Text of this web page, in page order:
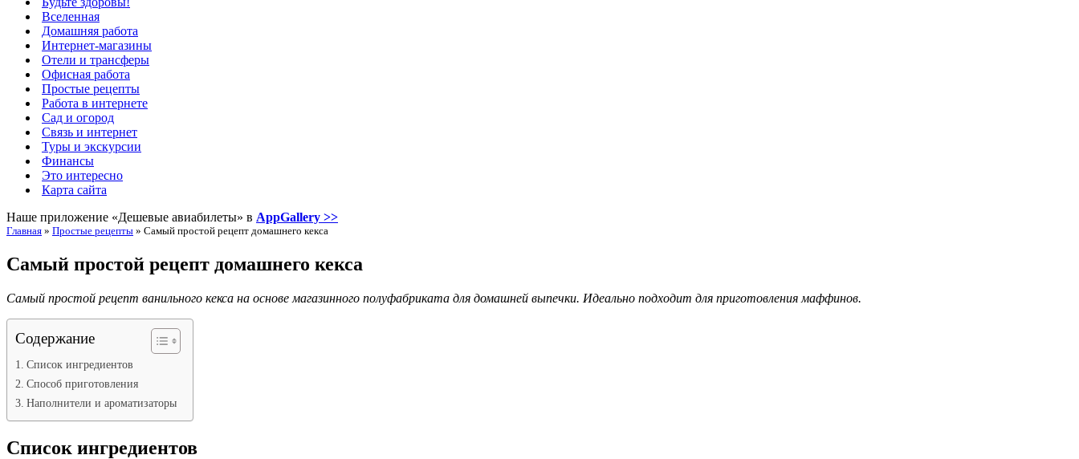
Вселенная
Домашняя работа
Интернет-магазины
Отели и трансферы
Офисная работа
Простые рецепты
Работа в интернете
Сад и огород
Связь и интернет
Туры и экскурсии
Финансы
Это интересно
Карта сайта
Наше приложение «Дешевые авиабилеты» в AppGallery >>
Главная » Простые рецепты » Самый простой рецепт домашнего кекса
Самый простой рецепт домашнего кекса
Самый простой рецепт ванильного кекса на основе магазинного полуфабриката для домашней выпечки. Идеально подходит для приготовления маффинов.
Содержание
Список ингредиентов
Способ приготовления
Наполнители и ароматизаторы
Список ингредиентов